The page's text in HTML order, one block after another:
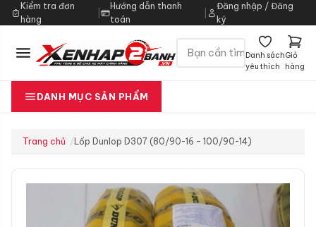
Kiểm tra đơn
hàng
|
Hướng dẫn thanh
toán
Đăng nhập / Đăng
ký
Danh sách
yêu thích
Giỏ
hàng
DANH MỤC SẢN PHẨM
Trang chủ Lốp Dunlop D307 (80/90-16 – 100/90-14)